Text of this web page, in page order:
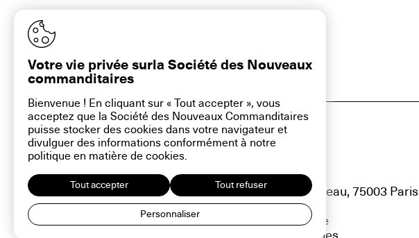
contact@la-snc.org
16 rue Rambuteau, 75003 Paris
Plan du site
Aide sur ce site
Votre vie privée surla Société des Nouveaux
commanditaires
Bienvenue ! En cliquant sur « Tout accepter », vous
acceptez que la Société des Nouveaux Commanditaires
puisse stocker des cookies dans votre navigateur et
divulguer des informations conformément à notre
politique en matière de cookies.
Tout accepter Tout refuser
Personnaliser